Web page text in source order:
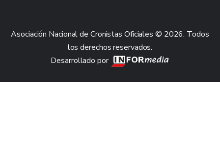
Asociación Nacional de Cronistas Oficiales © 2026. Todos
los derechos reservados.
Desarrollado por